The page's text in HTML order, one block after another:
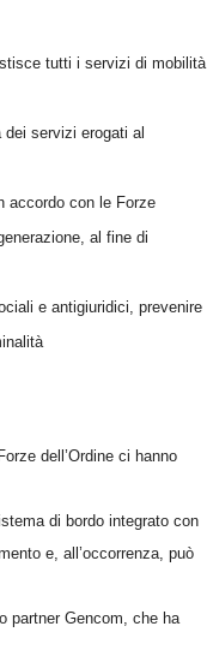
tutti i servizi di mobilità
servizi erogati al
accordo con le Forze
al fine di
e antigiuridici, prevenire
dell’Ordine ci hanno
di bordo integrato con
e, all’occorrenza, può
partner Gencom, che ha